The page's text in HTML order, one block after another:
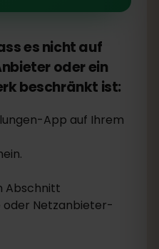
es nicht auf
oder ein
beschränkt ist:
App auf Ihrem
Abschnitt
Netzanbieter-